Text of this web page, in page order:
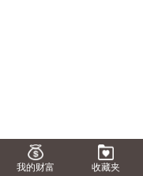
我的财富 收藏夹